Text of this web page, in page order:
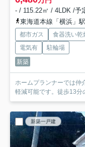
- / 115.22㎡ / 4LDK /予
東海道本線「横浜」
都市ガス 食器洗い乾
電気有
駐輪場
新築
ホームプランナーでは仲
軽減可能です。徒歩13分
新築一戸建